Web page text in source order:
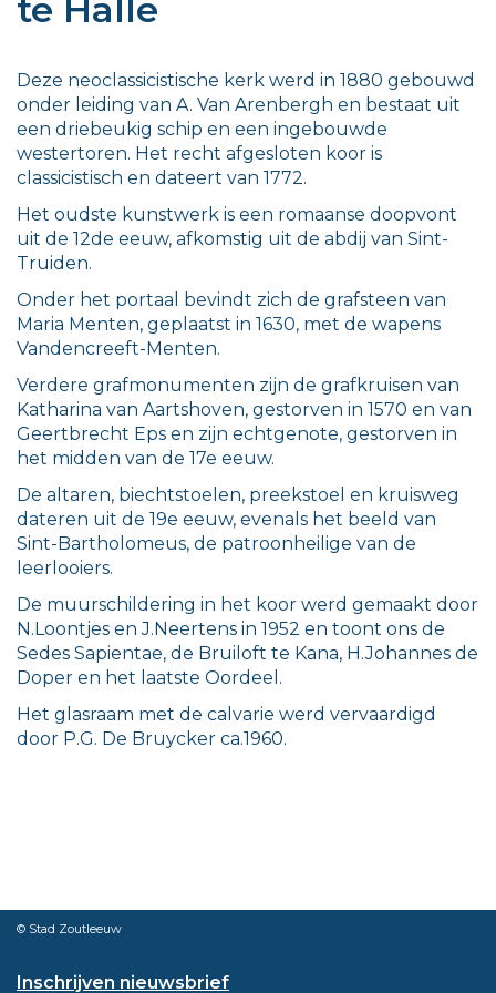
te Halle
Deze neoclassicistische kerk werd in 1880 gebouwd
onder leiding van A. Van Arenbergh en bestaat uit
een driebeukig schip en een ingebouwde
westertoren. Het recht afgesloten koor is
classicistisch en dateert van 1772.
Het oudste kunstwerk is een romaanse doopvont
uit de 12de eeuw, afkomstig uit de abdij van Sint-
Truiden.
Onder het portaal bevindt zich de grafsteen van
Maria Menten, geplaatst in 1630, met de wapens
Vandencreeft-Menten.
Verdere grafmonumenten zijn de grafkruisen van
Katharina van Aartshoven, gestorven in 1570 en van
Geertbrecht Eps en zijn echtgenote, gestorven in
het midden van de 17e eeuw.
De altaren, biechtstoelen, preekstoel en kruisweg
dateren uit de 19e eeuw, evenals het beeld van
Sint-Bartholomeus, de patroonheilige van de
leerlooiers.
De muurschildering in het koor werd gemaakt door
N.Loontjes en J.Neertens in 1952 en toont ons de
Sedes Sapientae, de Bruiloft te Kana, H.Johannes de
Doper en het laatste Oordeel.
Het glasraam met de calvarie werd vervaardigd
door P.G. De Bruycker ca.1960.
© Stad Zoutleeuw
Inschrijven nieuwsbrief